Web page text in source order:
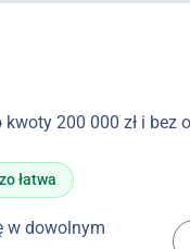
200 000 zł i bez
łatwa
w dowolnym